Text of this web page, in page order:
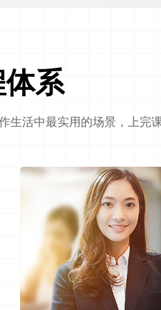
系
生活中最实用的场景，上完